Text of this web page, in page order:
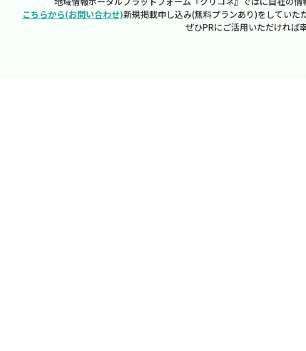
こちらから(お問い合わせ)新規掲載申し込み(無料プランあり)をしていた
ぜひPRにご活用いただければ幸